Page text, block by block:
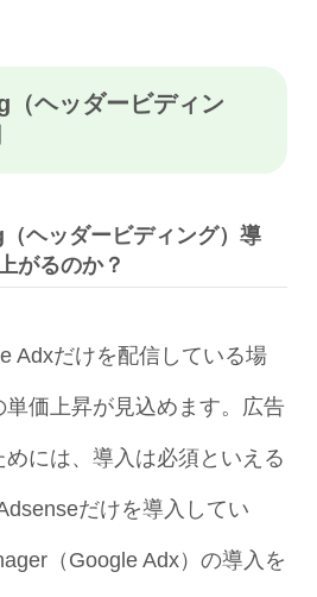
ヘッダービディン
ヘッダービディング）導
がるのか？
Adxだけを配信している場
価上昇が見込めます。広告
には、導入は必須といえる
だけを導入してい
（Google Adx）の導入を